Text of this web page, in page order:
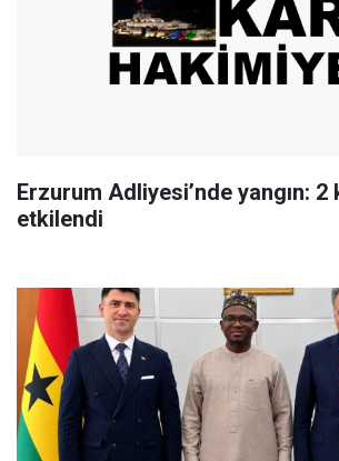
Erzurum Adliyesi’nde yangın:
etkilendi